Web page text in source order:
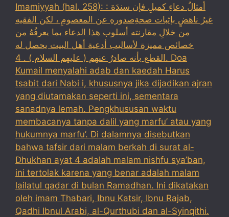
Imamiyyah (hal. 258): : أمثالُ دعاءِ كميلِ فإن سندَهَ
غيرُ ناهضٍ بإثبات صحةِصدورهِ عن المعصومِ ، لكن الفقيه
من خلالِ مقارنته أسلوب هذا الدعاء بما يعرفُهُ من
خصائص مميزة لأساليب أدعية أهل البيت يحصل له
القطع بأنه صادرٌ عنهم ( عليهم السلام ) . 4. Doa
Kumail menyalahi adab dan kaedah Harus
tsabit dari Nabi i, khususnya jika dijadikan ajran
yang diutamakan seperti ini, sementara
sanadnya lemah. Pengkhususan waktu
membacanya tanpa dalil yang marfu’ atau yang
hukumnya marfu’. Di dalamnya disebutkan
bahwa tafsir dari malam berkah di surat al-
Dhukhan ayat 4 adalah malam nishfu sya’ban,
ini tertolak karena yang benar adalah malam
lailatul qadar di bulan Ramadhan. Ini dikatakan
oleh imam Thabari, Ibnu Katsir, Ibnu Rajab,
Qadhi Ibnul Arabi, al-Qurthubi dan al-Syinqithi.